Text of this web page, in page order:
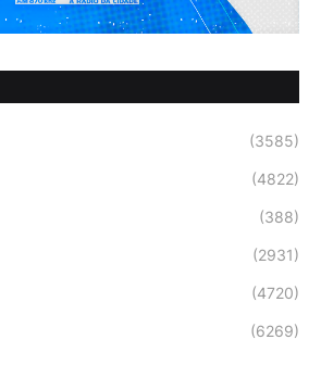
(3585)
(4822)
(388)
(2931)
(4720)
(6269)